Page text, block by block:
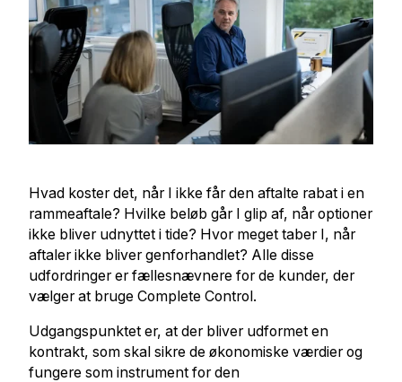
Hvad koster det, når I ikke får den aftalte rabat i en
rammeaftale? Hvilke beløb går I glip af, når optioner
ikke bliver udnyttet i tide? Hvor meget taber I, når
aftaler ikke bliver genforhandlet? Alle disse
udfordringer er fællesnævnere for de kunder, der
vælger at bruge Complete Control.
Udgangspunktet er, at der bliver udformet en
kontrakt, som skal sikre de økonomiske værdier og
fungere som instrument for den